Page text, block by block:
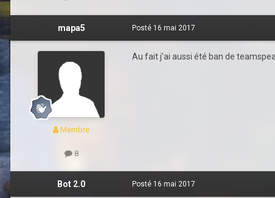
mapa5
Membre
8
Posté 16 mai 2017
Au fait j'ai aussi été ban de
Bot 2.0 Posté 16 mai 2017